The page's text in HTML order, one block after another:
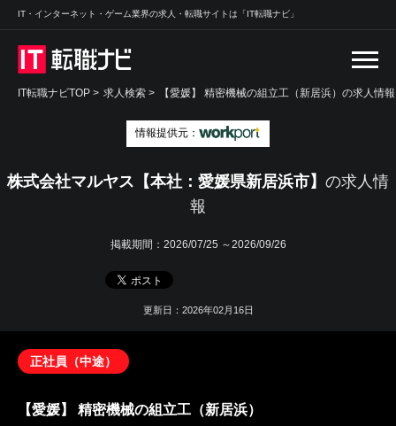
IT・インターネット・ゲーム業界の求人・転職サイトは「IT転職ナビ」
IT転職ナビTOP > 求人検索 > 【愛媛】 精密機械の組立工（新居浜）の求人情
情報提供元：
株式会社マルヤス【本社：愛媛県新居浜市】 の求人情
報
掲載期間： 2026/07/25 ～2026/09/26
更新日：2026年02月16日
正社員（中途）
【愛媛】 精密機械の組立工（新居浜）